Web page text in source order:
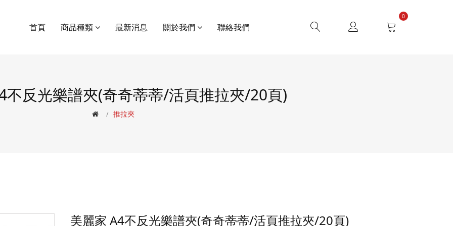
首頁 商品種類 最新消息 關於我們 聯絡我們
0
不反光樂譜夾(奇奇蒂蒂/活頁推拉夾/20頁)
推拉夾
美麗家 A4不反光樂譜夾(奇奇蒂蒂/活頁推拉夾/20頁)